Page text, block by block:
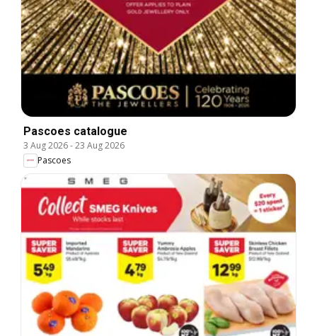
Pascoes catalogue
3 Aug 2026-23 Aug 2026
Pascoes